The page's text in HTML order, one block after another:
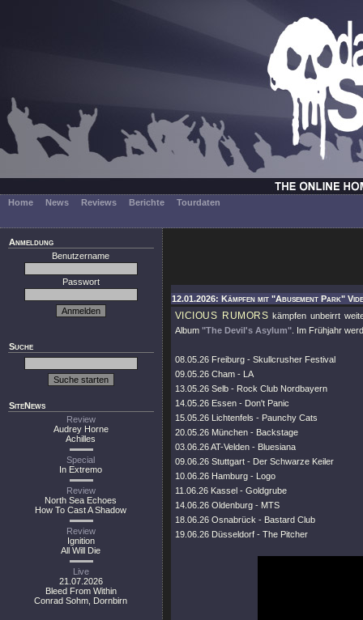
Home News Reviews Berichte Tourdaten
Anmeldung
Benutzername
Passwort
Suche
SiteNews
Review
Audrey Horne
Achilles
Special
In Extremo
Review
North Sea Echoes
How To Cast A Shadow
Review
Ignition
All Will Die
Live
21.07.2026
Bleed From Within
Conrad Sohm, Dornbirn
12.01.2026: Kämpfen mit "Abusement Park"
VICIOUS RUMORS kämpfen unbeirrt
Album "The Devil's Asylum" . Im Frühjahr
08.05.26 Freiburg - Skullcrusher Festival
09.05.26 Cham - LA
13.05.26 Selb - Rock Club Nordbayern
14.05.26 Essen - Don't Panic
15.05.26 Lichtenfels - Paunchy Cats
20.05.26 München - Backstage
03.06.26 AT-Velden - Bluesiana
09.06.26 Stuttgart - Der Schwarze Keiler
10.06.26 Hamburg - Logo
11.06.26 Kassel - Goldgrube
14.06.26 Oldenburg - MTS
18.06.26 Osnabrück - Bastard Club
19.06.26 Düsseldorf - The Pitcher